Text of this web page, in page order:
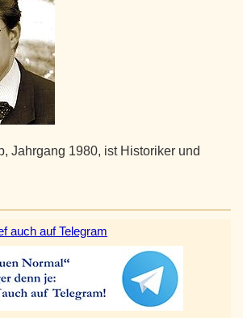
Jahrgang 1980, ist Historiker und
auch auf Telegram